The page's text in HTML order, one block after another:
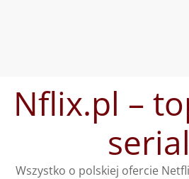
treściNflix.pl –
Wszystko o polskiej ofercie